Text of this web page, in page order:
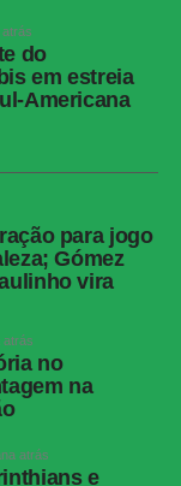
do
em estreia
Americana
para jogo
Gómez
vira
atrás
no
na
atrás
e